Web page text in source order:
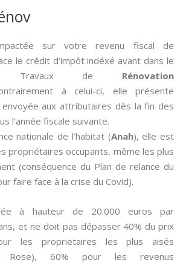
sur votre revenu fiscal de
le crédit d’impôt indéxé avant dans le
Travaux de Rénovation
à celui-ci, elle présente
envoyée aux attributaires dès la fin des
l’année fiscale suivante.
nationale de l’habitat (Anah), elle est
propriétaires occupants, même les plus
(conséquence du Plan de relance du
faire face à la crise du Covid).
à hauteur de 20.000 euros par
et ne doit pas dépasser 40% du prix
les proprietaires les plus aisés
Rose), 60% pour les revenus